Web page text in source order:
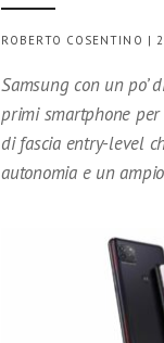
ROBERTO COSENTINO |
Samsung con un po’
primi smartphone
di fascia entry-level
autonomia e un